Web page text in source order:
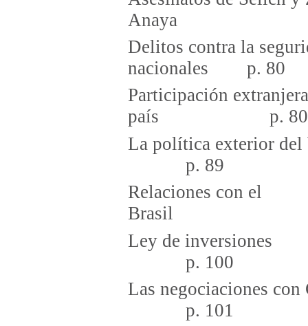
Anaya
Delitos contra la
nacionales p. 80
Participación
país p. 80
La política
p. 89
Relaciones con el
Ley de
p. 100
Las
p. 101